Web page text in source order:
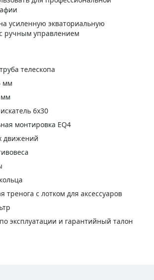
усиленную экваториальную
ручным управлением
телескопа
мм
мм
6х30
монтировка EQ4
движений
с лотком для аксессуаров
эксплуатации и гарантийный талон